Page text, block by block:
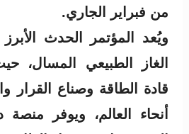
من فبراير الجاري.
ويُعد المؤتمر الحدث
الغاز الطبيعي المسال،
قادة الطاقة وصناع القرار
أنحاء العالم، ويوفر منصة